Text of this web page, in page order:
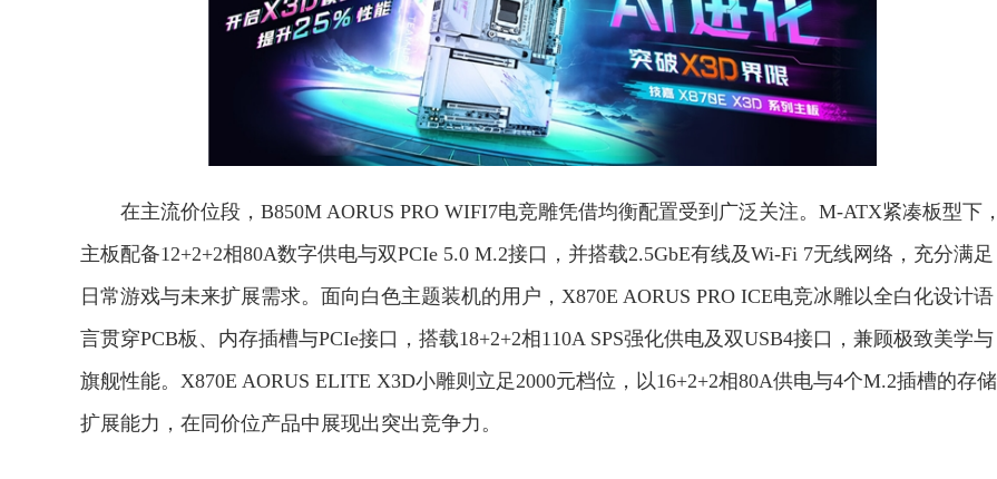
在主流价位段，B850M AORUS PRO WIFI7电竞雕凭借均衡配置受到广泛关注。M-ATX紧凑板型下，
主板配备12+2+2相80A数字供电与双PCIe 5.0 M.2接口，并搭载2.5GbE有线及Wi-Fi 7无线网络，充分满足
日常游戏与未来扩展需求。面向白色主题装机的用户，X870E AORUS PRO ICE电竞冰雕以全白化设计语
言贯穿PCB板、内存插槽与PCIe接口，搭载18+2+2相110A SPS强化供电及双USB4接口，兼顾极致美学与
旗舰性能。X870E AORUS ELITE X3D小雕则立足2000元档位，以16+2+2相80A供电与4个M.2插槽的存储
扩展能力，在同价位产品中展现出突出竞争力。